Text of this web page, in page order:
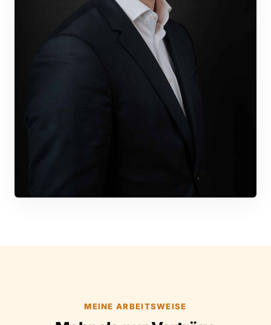
MEINE ARBEITSWEISE